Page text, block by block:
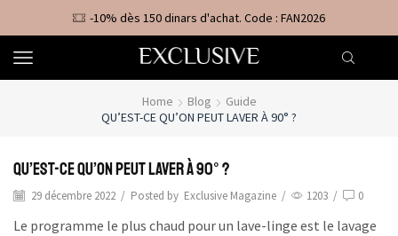
-10% dès 150 dinars d'achat. Code : FAN2026
Home Blog
Guide
QU’EST-CE QU’ON PEUT LAVER À 90° ?
Qu’est-ce qu’on peut laver à 90° ?
29 décembre 2022 / Posted by Exclusive Magazine / 1203 / 0
Le programme le plus chaud pour un lave-linge est le lavage